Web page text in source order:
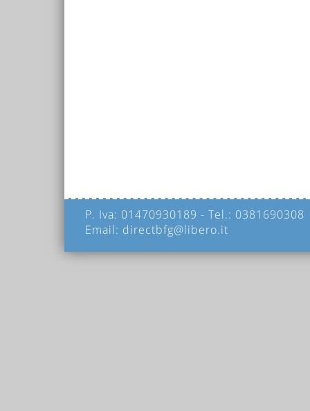
P. Iva: 01470930189 - Tel.: 0381690308
Email: directbfg@libero.it